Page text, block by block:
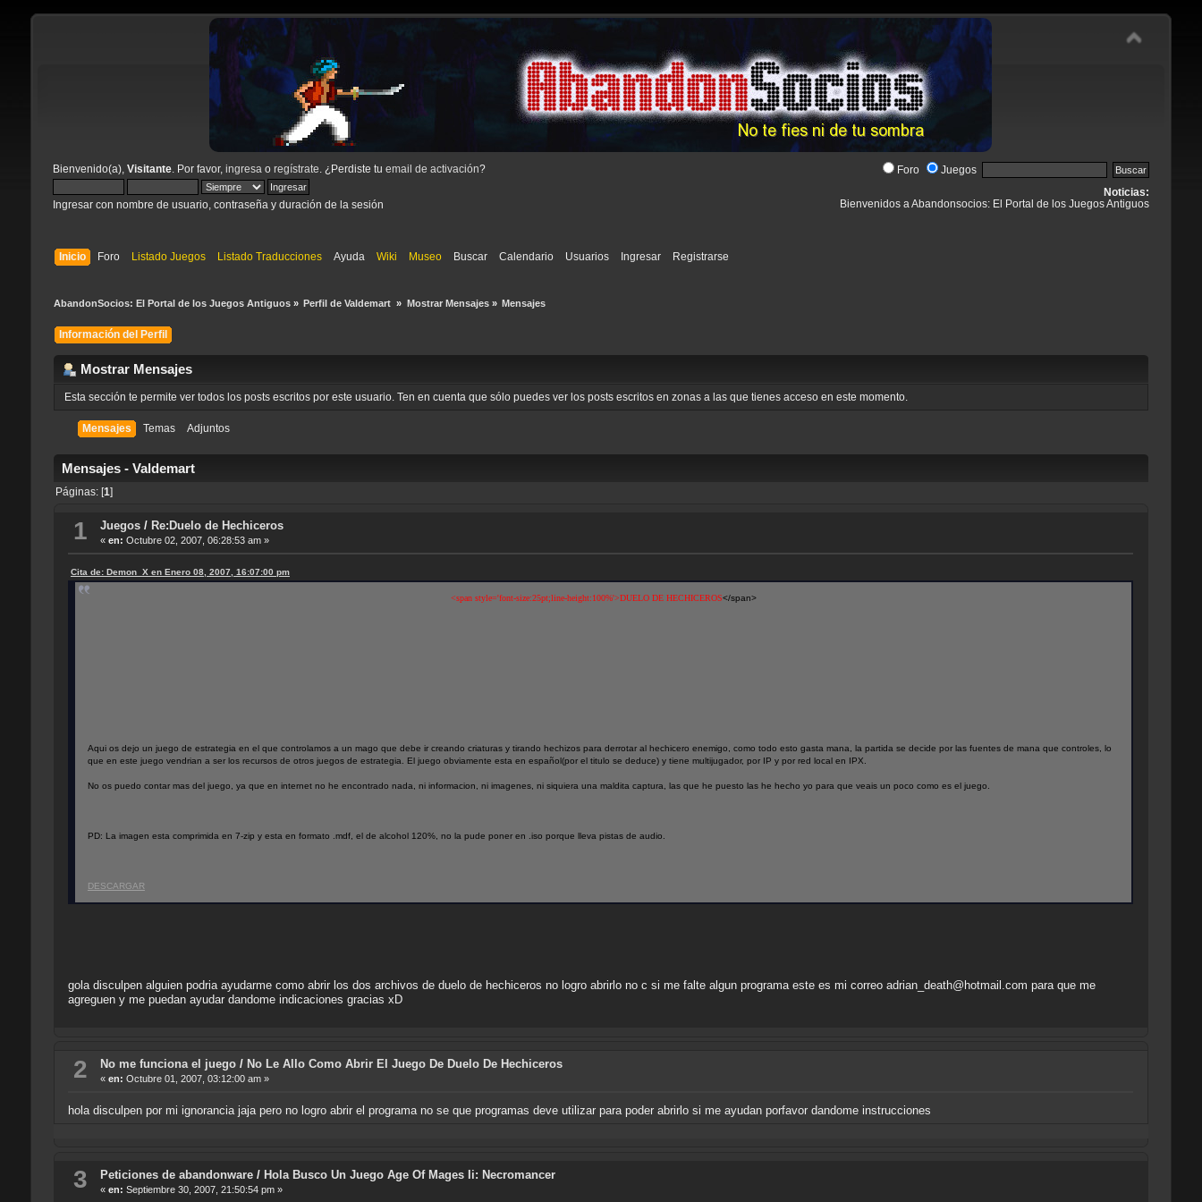
Bienvenido(a), Visitante. Por favor, ingresa o regístrate . ¿Perdiste tu email de activación?
Ingresar con nombre de usuario, contraseña y duración de la sesión
Foro Juegos
Noticias:
Bienvenidos a Abandonsocios: El Portal de los Juegos Antiguos
Inicio Foro Listado Juegos Listado Traducciones Ayuda Wiki Museo Buscar Calendario Usuarios Ingresar Registrarse
AbandonSocios: El Portal de los Juegos Antiguos» Perfil de Valdemart » Mostrar Mensajes» Mensajes
Información del Perfil
Mostrar Mensajes
Esta sección te permite ver todos los posts escritos por este usuario. Ten en cuenta que sólo puedes ver los posts escritos en zonas a las que tienes acceso en este momento.
Mensajes Temas Adjuntos
Mensajes - Valdemart
Páginas: [ 1]
1 Juegos/ Re:Duelo de Hechiceros
« en: Octubre 02, 2007, 06:28:53 am »
Cita de: Demon_X en Enero 08, 2007, 16:07:00 pm
<span style='font-size:25pt;line-height:100%'>DUELO DE HECHICEROS</span>
Aqui os dejo un juego de estrategia en el que controlamos a un mago que debe ir creando criaturas y tirando hechizos para derrotar al hechicero enemigo, como todo esto gasta mana, la partida se decide por las fuentes de mana que controles, lo
que en este juego vendrian a ser los recursos de otros juegos de estrategia. El juego obviamente esta en español(por el titulo se deduce) y tiene multijugador, por IP y por red local en IPX.
No os puedo contar mas del juego, ya que en internet no he encontrado nada, ni informacion, ni imagenes, ni siquiera una maldita captura, las que he puesto las he hecho yo para que veais un poco como es el juego.
PD: La imagen esta comprimida en 7-zip y esta en formato .mdf, el de alcohol 120%, no la pude poner en .iso porque lleva pistas de audio.
DESCARGAR
gola disculpen alguien podria ayudarme como abrir los dos archivos de duelo de hechiceros no logro abrirlo no c si me falte algun programa este es mi correo adrian_death@hotmail.com para que me
agreguen y me puedan ayudar dandome indicaciones gracias xD
2 No me funciona el juego/ No Le Allo Como Abrir El Juego De Duelo De Hechiceros
« en: Octubre 01, 2007, 03:12:00 am »
hola disculpen por mi ignorancia jaja pero no logro abrir el programa no se que programas deve utilizar para poder abrirlo si me ayudan porfavor dandome instrucciones
3 Peticiones de abandonware/ Hola Busco Un Juego Age Of Mages Ii: Necromancer
« en: Septiembre 30, 2007, 21:50:54 pm »